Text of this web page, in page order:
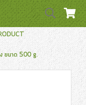
ขนาด 500 g.